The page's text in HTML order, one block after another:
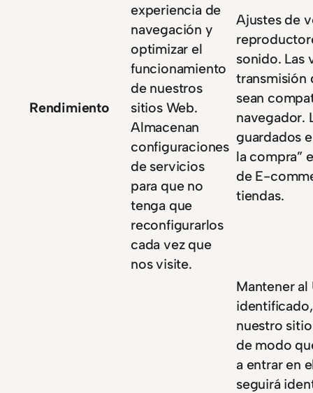
Rendimiento
experiencia de
navegación y
optimizar el
funcionamiento
de nuestros
sitios Web.
Almacenan
configuraciones
de servicios
para que no
tenga que
reconfigurarlos
cada vez que
nos visite.
Ajustes de
sonido. Las
transmisión
sean
navegador.
guardados
la compra”
de E-
tiendas.
Mantener al
nuestro
de modo
a entrar en
seguirá